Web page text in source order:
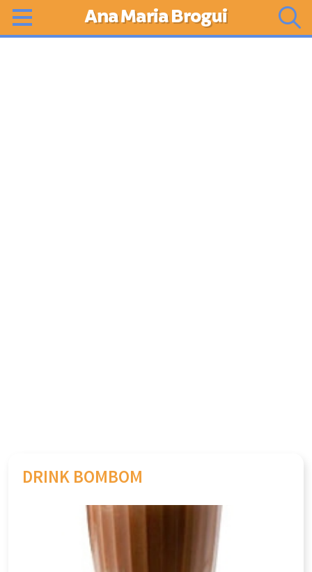
Ana Maria Brogui
DRINK BOMBOM